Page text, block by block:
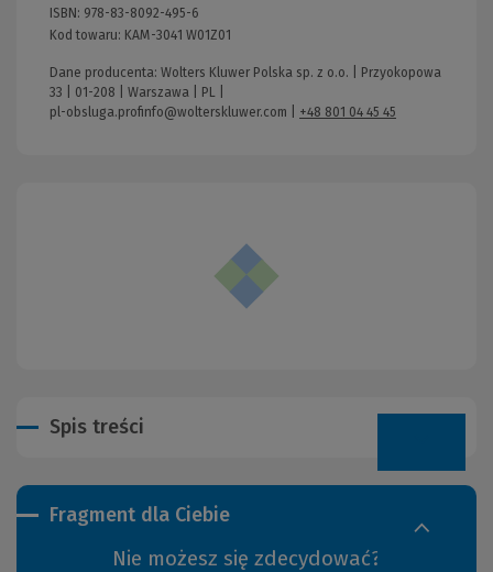
Fragment dla Ciebie
Nie możesz się zdecydować?
ISBN: 978-83-8092-495-6
Kod towaru: KAM-3041 W01Z01
Dane producenta: Wolters Kluwer Polska sp. z o.o. | Przyokopowa
33 | 01-208 | Warszawa | PL |
pl-obsluga.profinfo@wolterskluwer.com
+48 801 04 45 45
Spis treści